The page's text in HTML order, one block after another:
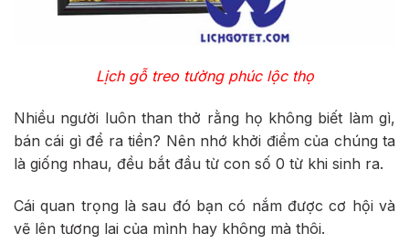
Lịch gỗ treo tường phúc lộc thọ
Nhiều người luôn than thở rằng họ không biết làm gì,
bán cái gì để ra tiền? Nên nhớ khởi điểm của chúng ta
là giống nhau, đều bắt đầu từ con số 0 từ khi sinh ra.
Cái quan trọng là sau đó bạn có nắm được cơ hội và
vẽ lên tương lai của mình hay không mà thôi.